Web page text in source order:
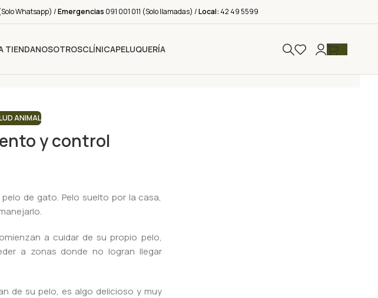
Whatsapp) /Emergencias 091 001 011 (Solo llamadas) /Local: 42 49 5599
TIENDANOSOTROSCLÍNICAPELUQUERÍA
ANIMAL
y control
de gato. Pelo suelto por la casa,
a cuidar de su propio pelo,
a zonas donde no logran llegar
de su pelo, es algo delicioso y muy